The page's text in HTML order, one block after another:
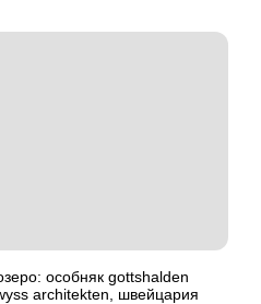
особняк gottshalden
architekten, швейцария